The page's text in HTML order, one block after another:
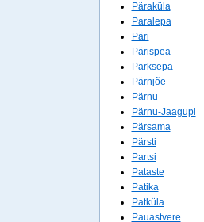
Päraküla
Paralepa
Päri
Pärispea
Parksepa
Pärnjõe
Pärnu
Pärnu-Jaagupi
Pärsama
Pärsti
Partsi
Pataste
Patika
Patküla
Pauastvere